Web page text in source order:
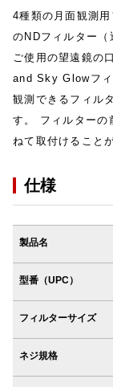
4種類の月面観測
のNDフィルター
ご使用の望遠鏡の
and Sky Glowフィ
観測できるフィル
す。 フィルターの
ねて取付けること
仕様
製品名
型番（UPC）
フィルターサイズ
ネジ規格